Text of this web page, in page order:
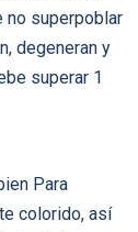
no superpoblar
degeneran y
superar 1
Para
colorido, así